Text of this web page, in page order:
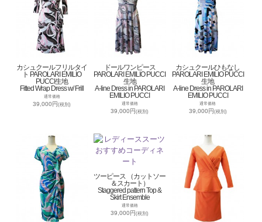
カシュクールフリルタイ
ト PAROLARI EMILIO
PUCCI生地
Fitted Wrap Dress w/ Frill
通常価格
39,000円(税別)
ドールワンピース
PAROLARI EMILIO PUCCI
生地
A-line Dress in PAROLARI
EMILIO PUCCI
通常価格
39,000円(税別)
カシュクールひもなし
PAROLARI EMILIO PUCCI
生地
A-line Dress in PAROLARI
EMILIO PUCCI
通常価格
39,000円(税別)
ツーピース （カットソー
＆スカート）
Staggered pattern Top &
Skirt Ensemble
通常価格
39,000円(税別)